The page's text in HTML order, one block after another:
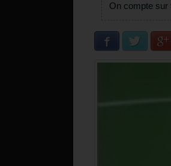
On compte sur
Facebook Twitter